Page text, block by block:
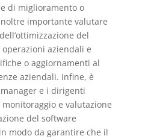
di miglioramento o
importante valutare
del
aziendali e
o aggiornamenti al
aziendali. Infine, è
e i dirigenti
e valutazione
del software
modo da garantire che il